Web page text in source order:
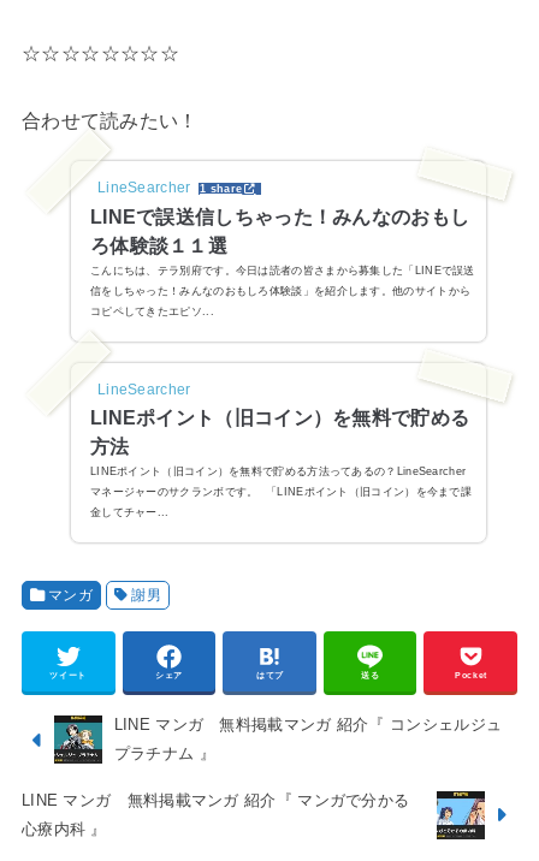
☆☆☆☆☆☆☆☆
合わせて読みたい！
LineSearcher 1 share
LINEで誤送信しちゃった！みんなのおもし
ろ体験談１１選
こんにちは、テラ別府です。今日は読者の皆さまから募集した「LINEで誤送
信をしちゃった！みんなのおもしろ体験談」を紹介します。他のサイトから
コピペしてきたエピソ...
LineSearcher
LINEポイント（旧コイン）を無料で貯める
方法
LINEポイント（旧コイン）を無料で貯める方法ってあるの？LineSearcher
マネージャーのサクランボです。 「LINEポイント（旧コイン）を今まで課
金してチャー...
マンガ 謝男
ツイート シェア はてブ 送る Pocket
LINE マンガ 無料掲載マンガ 紹介『 コンシェルジュ
プラチナム 』
LINE マンガ 無料掲載マンガ 紹介『 マンガで分かる
心療内科 』